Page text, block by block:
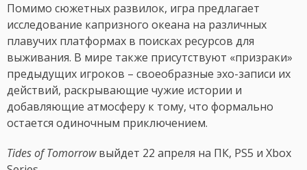
Помимо сюжетных развилок, игра предлагает
исследование капризного океана на различных
плавучих платформах в поисках ресурсов для
выживания. В мире также присутствуют «призраки»
предыдущих игроков – своеобразные эхо-записи их
действий, раскрывающие чужие истории и
добавляющие атмосферу к тому, что формально
остается одиночным приключением.
Tides of Tomorrowвыйдет 22 апреля на ПК, PS5 и Xbox